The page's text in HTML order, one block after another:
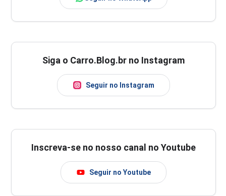
Siga o Carro.Blog.br no Instagram
Seguir no Instagram
Inscreva-se no nosso canal no Youtube
Seguir no Youtube